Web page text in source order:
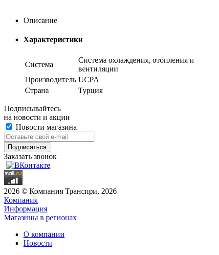
Описание
Характеристики
Система
Система охлаждения, отопления и
вентиляции
Производитель UCPA
Страна
Турция
Подписывайтесь
на новости и акции
Новости магазина
Заказать звонок
2026 © Компания Транспри, 2026
Компания
Информация
Магазины в регионах
О компании
Новости